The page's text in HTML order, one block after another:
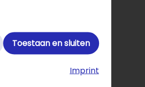
Toestaan en sluiten
Imprint